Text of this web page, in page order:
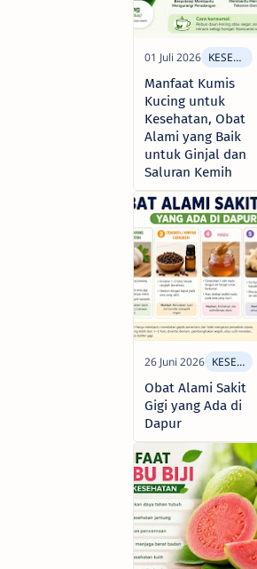
Manfaat Kumis
Kucing untuk
Kesehatan, Obat
Alami yang Baik
untuk Ginjal dan
Saluran Kemih
Obat Alami Sakit
Gigi yang Ada di
Dapur